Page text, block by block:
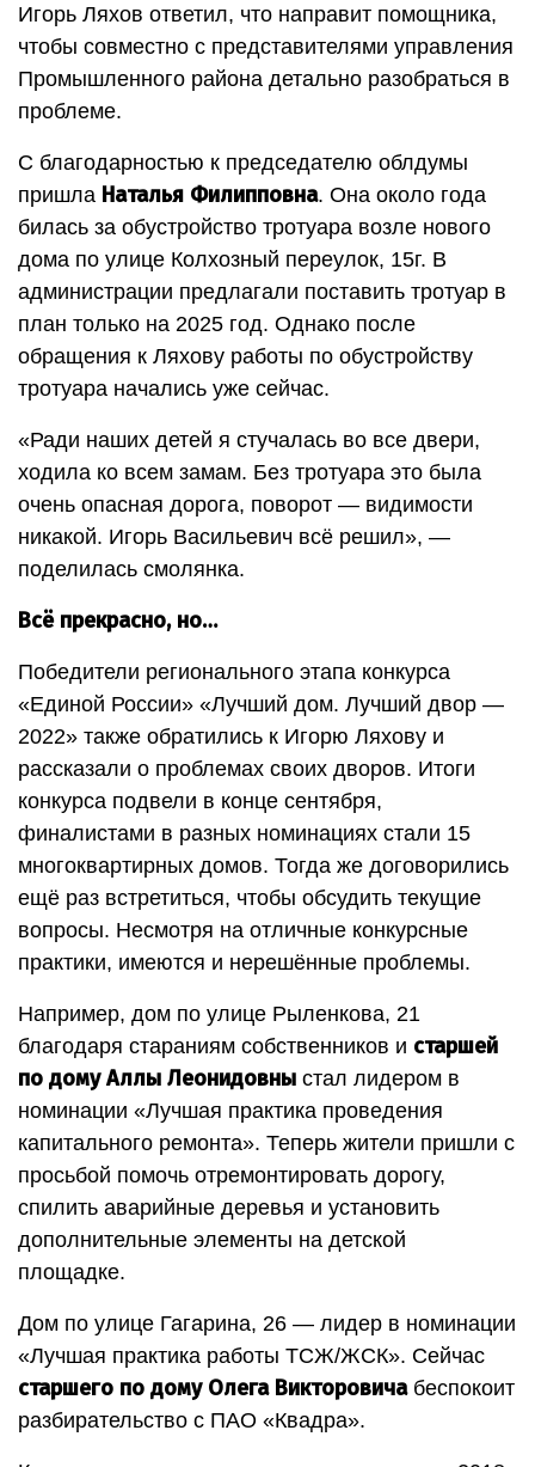
Игорь Ляхов ответил, что направит помощника,
чтобы совместно с представителями управления
Промышленного района детально разобраться в
проблеме.
С благодарностью к председателю облдумы
пришла Наталья Филипповна. Она около года
билась за обустройство тротуара возле нового
дома по улице Колхозный переулок, 15г. В
администрации предлагали поставить тротуар в
план только на 2025 год. Однако после
обращения к Ляхову работы по обустройству
тротуара начались уже сейчас.
«Ради наших детей я стучалась во все двери,
ходила ко всем замам. Без тротуара это была
очень опасная дорога, поворот — видимости
никакой. Игорь Васильевич всё решил», —
поделилась смолянка.
Всё прекрасно, но…
Победители регионального этапа конкурса
«Единой России» «Лучший дом. Лучший двор —
2022» также обратились к Игорю Ляхову и
рассказали о проблемах своих дворов. Итоги
конкурса подвели в конце сентября,
финалистами в разных номинациях стали 15
многоквартирных домов. Тогда же договорились
ещё раз встретиться, чтобы обсудить текущие
вопросы. Несмотря на отличные конкурсные
практики, имеются и нерешённые проблемы.
Например, дом по улице Рыленкова, 21
благодаря стараниям собственников и старшей
по дому Аллы Леонидовны стал лидером в
номинации «Лучшая практика проведения
капитального ремонта». Теперь жители пришли с
просьбой помочь отремонтировать дорогу,
спилить аварийные деревья и установить
дополнительные элементы на детской
площадке.
Дом по улице Гагарина, 26 — лидер в номинации
«Лучшая практика работы ТСЖ/ЖСК». Сейчас
старшего по дому Олега Викторовича беспокоит
разбирательство с ПАО «Квадра».